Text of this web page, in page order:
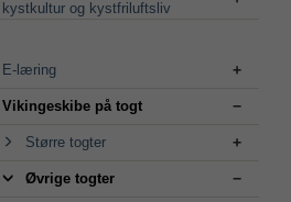
kystkultur og kystfriluftsliv
E-læring
Vikingeskibe på togt
Større togter
Øvrige togter